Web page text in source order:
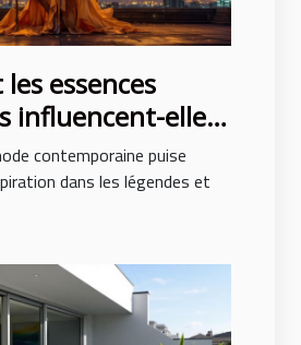
essences
influencent-elles
?
contemporaine puise
dans les légendes et